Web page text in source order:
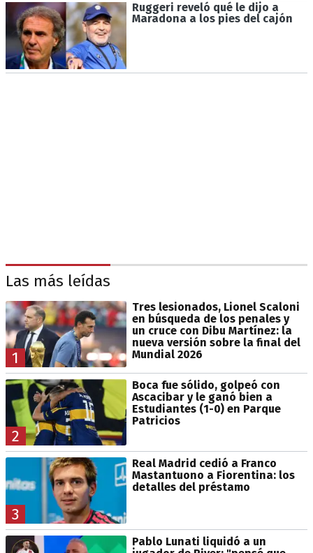
Ruggeri reveló qué le dijo a
Maradona a los pies del cajón
Las más leídas
1
Tres lesionados, Lionel Scaloni
en búsqueda de los penales y
un cruce con Dibu Martínez: la
nueva versión sobre la final del
Mundial 2026
2
Boca fue sólido, golpeó con
Ascacibar y le ganó bien a
Estudiantes (1-0) en Parque
Patricios
3
Real Madrid cedió a Franco
Mastantuono a Fiorentina: los
detalles del préstamo
Pablo Lunati liquidó a un